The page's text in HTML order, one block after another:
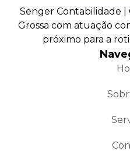
Senger Contabilidade
Grossa com atuação
próximo para a